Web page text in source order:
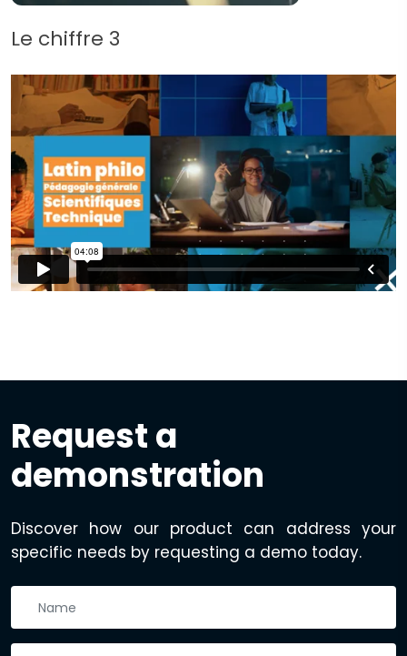
Le chiffre 3
Request a
demonstration
Discover how our product can address your
specific needs by requesting a demo today.